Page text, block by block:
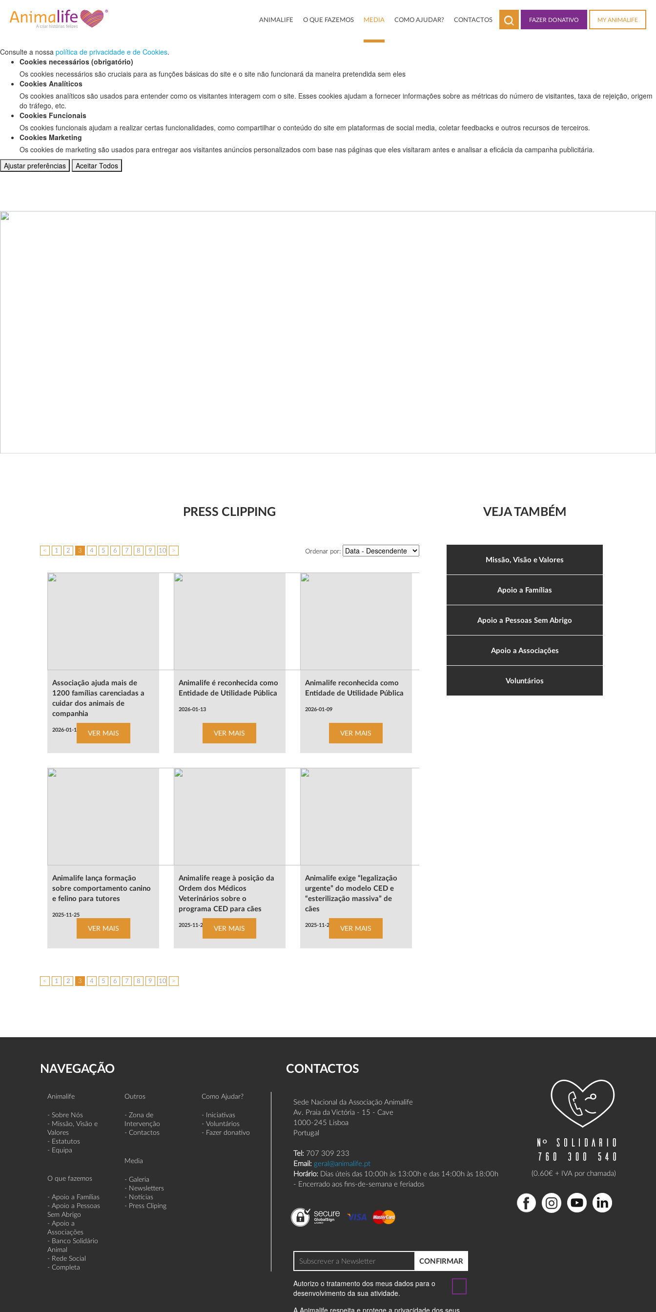
Defina as suas preferências de cookies para este website.
Este website utiliza cookies estritamente necessários, analíticos e funcionais, para lhe oferecer uma boa experiência de navegação e acesso a todas as funcionalidades.
Consulte a nossa política de privacidade e de Cookies.
Cookies necessários (obrigatório)
Os cookies necessários são cruciais para as funções básicas do site e o site não funcionará da maneira pretendida sem eles
Cookies Analíticos
Os cookies analíticos são usados para entender como os visitantes interagem com o site. Esses cookies ajudam a fornecer informações sobre as métricas do número de visitantes, taxa de rejeição, origem
do tráfego, etc.
Cookies Funcionais
Os cookies funcionais ajudam a realizar certas funcionalidades, como compartilhar o conteúdo do site em plataformas de social media, coletar feedbacks e outros recursos de terceiros.
Cookies Marketing
Os cookies de marketing são usados para entregar aos visitantes anúncios personalizados com base nas páginas que eles visitaram antes e analisar a eficácia da campanha publicitária.
Ajustar preferências
Aceitar Todos
ANIMALIFE O QUE FAZEMOS MEDIA COMO AJUDAR? CONTACTOS FAZER DONATIVO MY ANIMALIFE
PRESS CLIPPING
< 1 2 3 4 5 6 7 8 9 10 > Ordenar por:
Associação ajuda mais de
1200 famílias carenciadas a
cuidar dos animais de
companhia
2026-01-16 VER MAIS
Animalife é reconhecida como
Entidade de Utilidade Pública
2026-01-13
VER MAIS
Animalife reconhecida como
Entidade de Utilidade Pública
2026-01-09
VER MAIS
Animalife lança formação
sobre comportamento canino
e felino para tutores
2025-11-25
VER MAIS
Animalife reage à posição da
Ordem dos Médicos
Veterinários sobre o
programa CED para cães
2025-11-24 VER MAIS
Animalife exige “legalização
urgente” do modelo CED e
“esterilização massiva” de
cães
2025-11-24 VER MAIS
< 1 2 3 4 5 6 7 8 9 10 >
VEJA TAMBÉM
Missão, Visão e Valores
Apoio a Famílias
Apoio a Pessoas Sem Abrigo
Apoio a Associações
Voluntários
NAVEGAÇÃO
Animalife
- Sobre Nós
- Missão, Visão e
Valores
- Estatutos
- Equipa
O que fazemos
- Apoio a Famílias
- Apoio a Pessoas
Sem Abrigo
- Apoio a
Associações
- Banco Solidário
Animal
- Rede Social
- Completa
Outros
- Zona de
Intervenção
- Contactos
Media
- Galeria
- Newsletters
- Notícias
- Press Cliping
Como Ajudar?
- Iniciativas
- Voluntários
- Fazer donativo
CONTACTOS
Sede Nacional da Associação Animalife
Av. Praia da Victória - 15 - Cave
1000-245 Lisboa
Portugal
Tel: 707 309 233
Email: geral@animalife.pt
Horário: Dias úteis das 10:00h às 13:00h e das 14:00h às 18:00h
- Encerrado aos fins-de-semana e feriados
(0.60€ + IVA por chamada)
CONFIRMAR
Autorizo o tratamento dos meus dados para o
desenvolvimento da sua atividade.
A Animalife respeita e protege a privacidade dos seus